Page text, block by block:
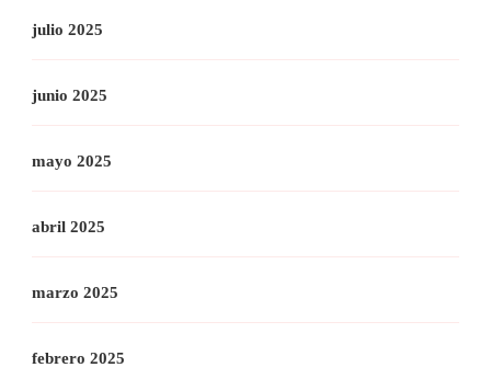
julio 2025
junio 2025
mayo 2025
abril 2025
marzo 2025
febrero 2025